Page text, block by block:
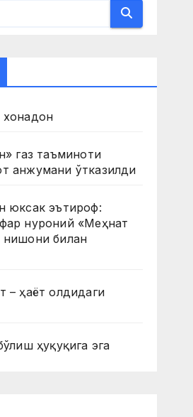
хонадон
газ таъминоти
анжумани ўтказилди
юксак эътироф:
нуроний «Меҳнат
нишони билан
– ҳаёт олдидаги
ҳуқуқига эга